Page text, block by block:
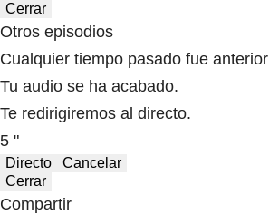
Cerrar
Otros episodios
Cualquier tiempo pasado fue anterior
Tu audio se ha acabado.
Te redirigiremos al directo.
5 "
Directo
Cancelar
Cerrar
Compartir